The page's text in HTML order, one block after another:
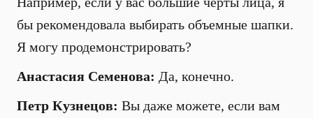
бы рекомендовала выбирать объемные шапки.
Я могу продемонстрировать?
Анастасия Семенова: Да, конечно.
Петр Кузнецов: Вы даже можете, если вам